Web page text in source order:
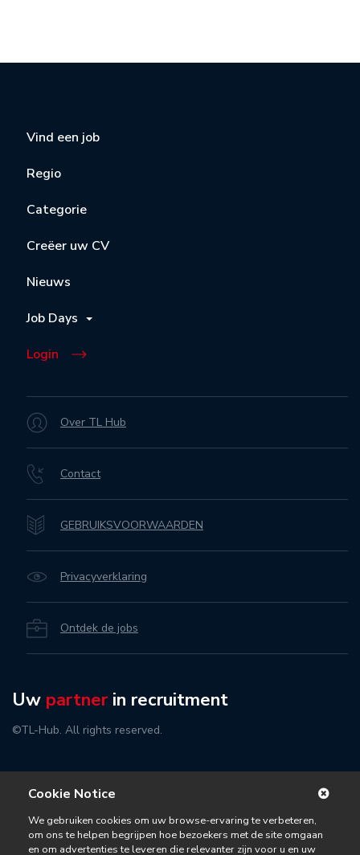
Vind een job
Regio
Categorie
Creëer uw CV
Nieuws
Job Days
Login
Over TL Hub
Contact
GEBRUIKSVOORWAARDEN
Privacyverklaring
Ontdek de jobs
Uw partner in recruitment
©TL-Hub. All rights reserved.
Cookie Notice
We gebruiken cookies om uw browse-ervaring te verbeteren,
om ons te helpen begrijpen hoe bezoekers met de site omgaan
en om advertenties te leveren die relevanter zijn voor u en uw